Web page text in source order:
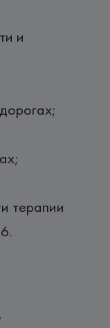
и
терапии